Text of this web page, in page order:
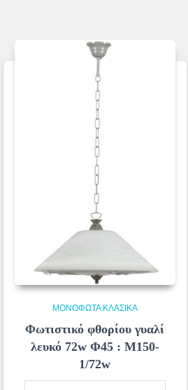
ΜΟΝΌΦΩΤΑ ΚΛΑΣΙΚΆ
Φωτιστικό φθορίου γυαλί
λευκό 72w Φ45 : Μ150-
1/72w